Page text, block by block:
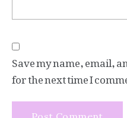
Save my name, email,
for the next time I